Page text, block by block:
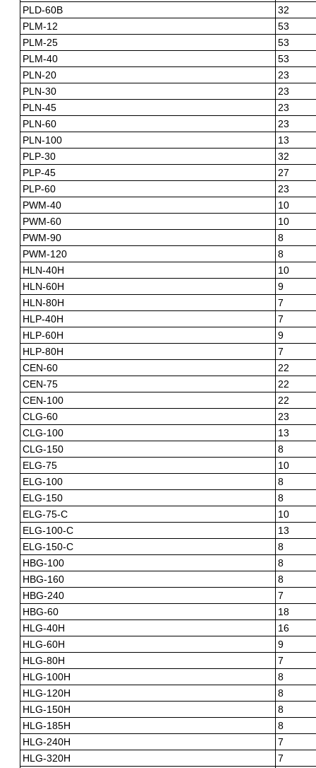
PLD-60B
32
PLM-12
53
PLM-25
53
PLM-40
53
PLN-20
23
PLN-30
23
PLN-45
23
PLN-60
23
PLN-100
13
PLP-30
32
PLP-45
27
PLP-60
23
PWM-40
10
PWM-60
10
PWM-90
8
PWM-120
8
HLN-40H
10
HLN-60H
9
HLN-80H
7
HLP-40H
7
HLP-60H
9
HLP-80H
7
CEN-60
22
CEN-75
22
CEN-100
22
CLG-60
23
CLG-100
13
CLG-150
8
ELG-75
10
ELG-100
8
ELG-150
8
ELG-75-C
10
ELG-100-C
13
ELG-150-C
8
HBG-100
8
HBG-160
8
HBG-240
7
HBG-60
18
HLG-40H
16
HLG-60H
9
HLG-80H
7
HLG-100H
8
HLG-120H
8
HLG-150H
8
HLG-185H
8
HLG-240H
7
HLG-320H
7